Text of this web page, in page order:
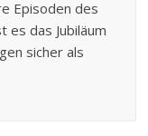
Episoden des
es das Jubiläum
sicher als